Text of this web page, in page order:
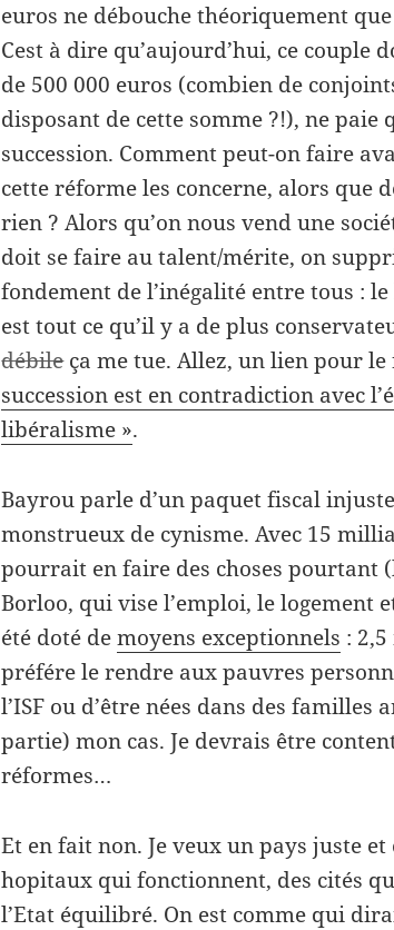
euros ne débouche théoriquement
Cest à dire qu’aujourd’hui, ce couple
de 500 000 euros (combien de
disposant de cette somme ?!), ne paie
succession. Comment peut-on faire
cette réforme les concerne, alors que
rien ? Alors qu’on nous vend une
doit se faire au talent/mérite, on
fondement de l’inégalité entre tous :
est tout ce qu’il y a de plus
débileça me tue. Allez, un lien pour le
succession est en contradiction avec
libéralisme ».
Bayrou parle d’un paquet fiscal
monstrueux de cynisme. Avec 15
pourrait en faire des choses pourtant
Borloo, qui vise l’emploi, le logement
été doté demoyens exceptionnels :
préfére le rendre aux pauvres
l’ISF ou d’être nées dans des familles
partie) mon cas. Je devrais être
réformes…
Et en fait non. Je veux un pays juste
hopitaux qui fonctionnent, des cités
l’Etat équilibré. On est comme qui